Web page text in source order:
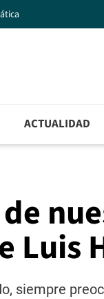
ACTUALIDAD
Luis
siempre